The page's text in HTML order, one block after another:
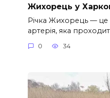
Жихорець у
Річка Жихорець — це
артерія, яка
0 34